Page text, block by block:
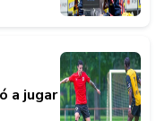
a jugar